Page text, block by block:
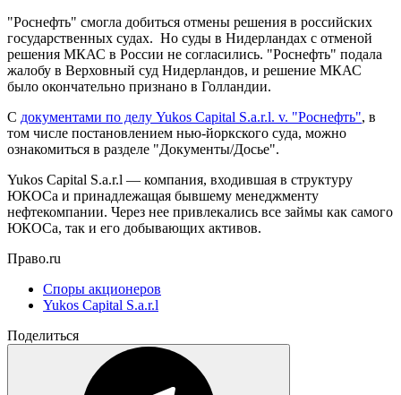
"Роснефть" смогла добиться отмены решения в российских
государственных судах. Но суды в Нидерландах с отменой
решения МКАС в России не согласились. "Роснефть" подала
жалобу в Верховный суд Нидерландов, и решение МКАС
было окончательно признано в Голландии.
С документами по делу Yukos Capital S.a.r.l. v. "Роснефть", в
том числе постановлением нью-йоркского суда, можно
ознакомиться в разделе "Документы/Досье".
Yukos Capital S.a.r.l — компания, входившая в структуру
ЮКОСа и принадлежащая бывшему менеджменту
нефтекомпании. Через нее привлекались все займы как самого
ЮКОСа, так и его добывающих активов.
Право.ru
Споры акционеров
Yukos Capital S.a.r.l
Поделиться